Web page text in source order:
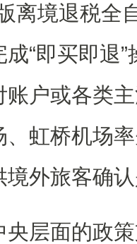
离境退税全
成“即买即退
账户或各类
、虹桥机场
境外旅客确
面的政策